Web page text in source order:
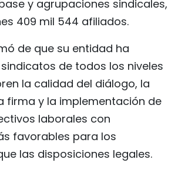
y agrupaciones sindicales,
409 mil 544 afiliados.
de que su entidad ha
de todos los niveles
la calidad del diálogo, la
firma y la implementación de
laborales con
favorables para los
las disposiciones legales.